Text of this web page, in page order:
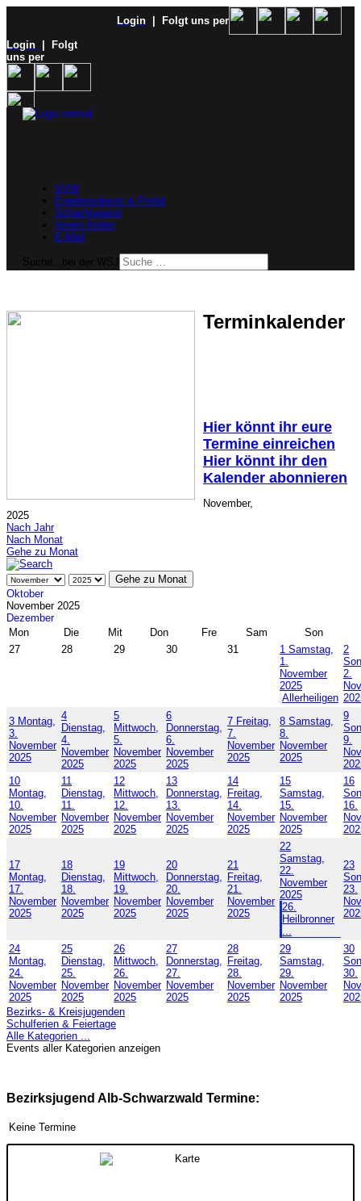
Login
| Folgt uns per
Login
| Folgt
uns per
SVW
Ergebnisdienst & Portal
Schachjugend
Verein finden
E-Mail
Terminkalender
Hier könnt ihr eure
Termine einreichen
Hier könnt ihr den
Kalender abonnieren
November,
2025
Nach Jahr
Nach Monat
Gehe zu Monat
Gehe zu Monat
Oktober
November 2025
Dezember
Mon
Die Mit Don Fre Sam
Son
27
28 29 30 31 1 Samstag,
1.
November
2025
Allerheiligen
2
2.
3 Montag,
3.
November
2025
4
Dienstag,
4.
November
2025
5
Mittwoch,
5.
November
2025
6
Donnerstag,
6.
November
2025
7 Freitag,
7.
November
2025
8 Samstag,
8.
November
2025
9
9.
10
Montag,
10.
November
2025
11
Dienstag,
11.
November
2025
12
Mittwoch,
12.
November
2025
13
Donnerstag,
13.
November
2025
14
Freitag,
14.
November
2025
15
Samstag,
15.
November
2025
16
16.
17
Montag,
17.
November
2025
18
Dienstag,
18.
November
2025
19
Mittwoch,
19.
November
2025
20
Donnerstag,
20.
November
2025
21
Freitag,
21.
November
2025
22
Samstag,
22.
November
2025
26.
Heilbronner
23
23.
24
Montag,
24.
November
2025
25
Dienstag,
25.
November
2025
26
Mittwoch,
26.
November
2025
27
Donnerstag,
27.
November
2025
28
Freitag,
28.
November
2025
29
Samstag,
29.
November
2025
30
30.
Bezirks- & Kreisjugenden
Schulferien & Feiertage
Alle Kategorien ...
Events aller Kategorien anzeigen
Bezirksjugend Alb-Schwarzwald Termine:
Keine Termine